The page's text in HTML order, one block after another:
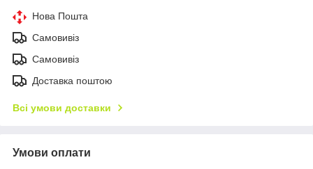
Нова Пошта
Самовивіз
Самовивіз
Доставка поштою
Всі умови доставки
Умови оплати